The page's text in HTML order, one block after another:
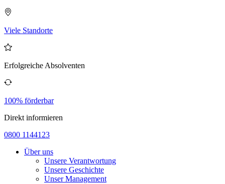
Viele Standorte
Erfolgreiche Absolventen
100% förderbar
Direkt informieren
0800 1144123
Über uns
Unsere Verantwortung
Unsere Geschichte
Unser Management